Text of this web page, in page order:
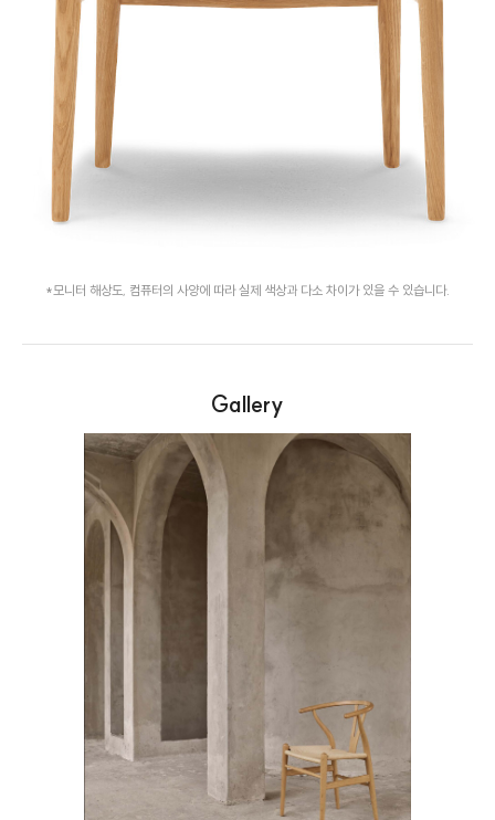
*모니터 해상도, 컴퓨터의 사양에 따라 실제 색상과 다소 차이가 있을 수 있습니다.
Gallery